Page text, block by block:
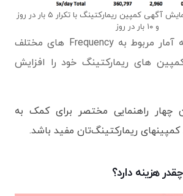
بررسی آمار مربوط به نمایش آگهی کمپین ریمارکتینگ با تکرار ۵ بار در روز
و ۱۰ بار در روز
با بررسی و مقایسه آمار مربوط به Frequency های مختلف
کمپین های ریمارکتینگ خود را افزایش
چهار راهنمایی مختصر برای کمک به
کمپینهای ریمارکتینگ‌تان مفید باشد.
هزینه دارد؟